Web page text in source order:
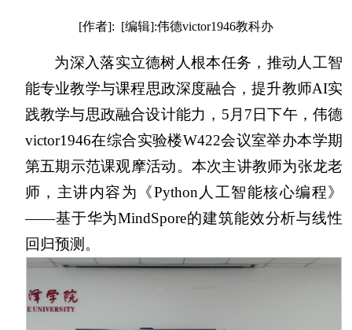
[作者]: [编辑]:伟德victor1946教科办
为深入落实立德树人根本任务，推动人工智
能专业教学与课程思政深度融合，提升教师AI实
践教学与思政融合设计能力，5月7日下午，伟德
victor1946在综合实验楼W422会议室举办本学期
第五期示范课观摩活动。本次主讲教师为张龙老
师，主讲内容为《Python人工智能核心编程》
——基于华为MindSpore的建筑能效分析与线性
回归预测。